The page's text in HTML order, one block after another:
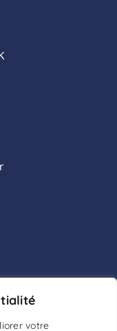
votre